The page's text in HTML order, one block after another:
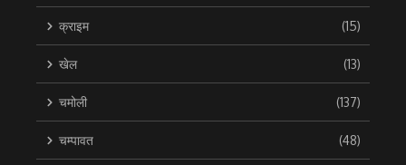
क्राइम (15)
खेल (13)
चमोली (137)
चम्पावत (48)